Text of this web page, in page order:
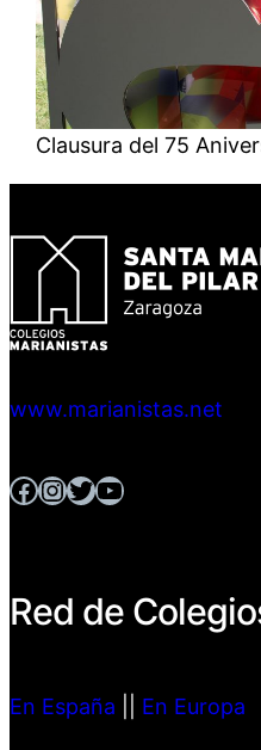
Clausura del 75
www.marianistas.net
Facebook InstagramTwitter YouTube
Red de
En España En Europa